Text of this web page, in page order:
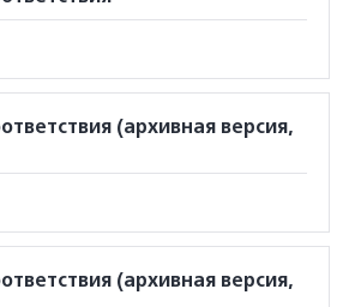
(архивная версия,
(архивная версия,